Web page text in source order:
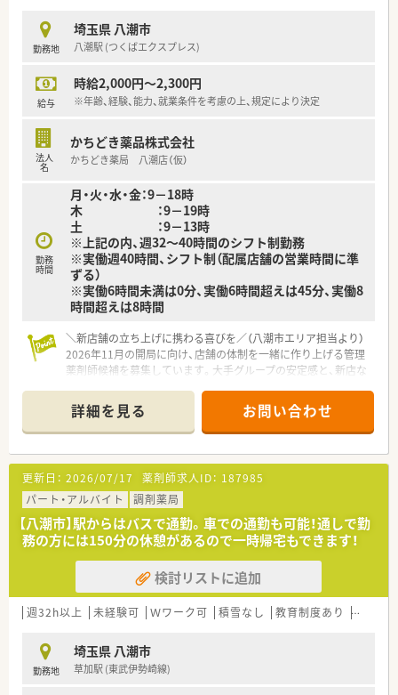
勤務地
埼玉県 八潮市
八潮駅 (つくばエクスプレス)
給与
時給2,000円～2,300円
※年齢、経験、能力、就業条件を考慮の上、規定により決定
法人
名
かちどき薬品株式会社
かちどき薬局 八潮店（仮）
勤務
時間
月・火・水・金：9－18時
木 ：9－19時
土 ：9－13時
※上記の内、週32～40時間のシフト制勤務
※実働週40時間、シフト制（配属店舗の営業時間に準
ずる）
※実働6時間未満は0分、実働6時間超えは45分、実働8
時間超えは8時間
＼新店舗の立ち上げに携わる喜びを／（八潮市エリア担当より）
2026年11月の開局に向け、店舗の体制を一緒に作り上げる管理
薬剤師候補を募集しています。大手グループの安定感と、新店な
＊------------------------------------------＊
【店舗情報と応需状況について】
■つくばエクスプレスの八潮駅からバスで12分ほどの立地に、
2026年11月より新しく開局を予定している調剤薬局です。
■近隣にある病院から内科や糖尿病科を中心に、月間約2,000枚
の処方箋応需を見込んでいるため、非常にやりがいがあります。
■外来対応に加えて、グループホーム2件と特別養護老人ホーム1
件の在宅対応を予定しており、地域医療に深く貢献できる環境で
す。
【法人特徴について】
■医薬品流通大手であるメディパルホールディングスのグルー
プ会社として、非常に安定した経営基盤を誇っている法人です。
り、関東エリアを中心に19店舗の薬局を丁寧に展開しておりま
す。
■全店でリフィル処方箋やオンライン確認などの新しい仕組み
詳細を見る お問い合わせ
更新日： 2026/07/17 薬剤師求人ID： 187985
パート・アルバイト
調剤薬局
【八潮市】駅からはバスで通勤。車での通勤も可能！通しで勤
務の方には150分の休憩があるので一時帰宅もできます！
検討リストに追加
週32h以上 未経験可 Ｗワーク可 積雪なし 教育制度あり シフト
勤務地
埼玉県 八潮市
草加駅 (東武伊勢崎線)